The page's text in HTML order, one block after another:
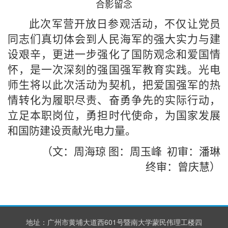
合影留念
此次军营开放日参观活动，不仅让党员
同志们真切体会到人民海军的强大实力与建
设艰辛，更进一步强化了国防观念和爱国情
怀，是一次深刻的强国强军教育实践。 光电
师生将以此次活动为契机，把爱国强军的热
情转化为履职尽责、奋勇争先的实际行动，
立足本职岗位，勇担时代使命，为国家发展
和国防建设贡献光电力量。
（文：周海琼 图： 周玉峰 初审：潘琳
终审：曾庆慧）
地址：广州市黄埔大道西601号暨南大学蒙民伟理工楼四